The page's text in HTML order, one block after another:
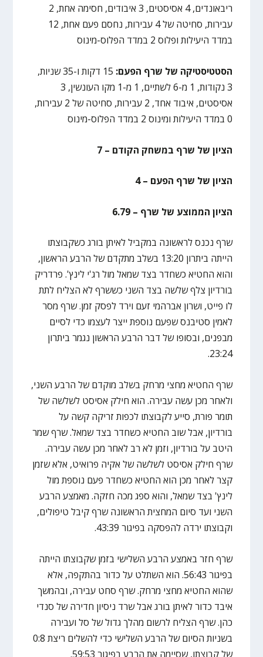
ריבאונדים, 4 אסיסטים, 3 איבודים, חסימה אחת, 2
עבירות, סחיטה של 4 עבירות, נחסם פעם אחת, 12
במדד היעילות ופלוס 2 במדד הפלוס-מינוס
הסטטיסטיקה של שרף הפעם:
15 דקות ו-35 שניות,
3 נקודות, 1 מ-6 לשתיים, 1 מ-1 מקו העונשין, 3
אסיסטים, איבוד אחד, 2 עבירות, סחיטה של 2 עבירות,
0 במדד היעילות ומינוס 2 במדד הפלוס-מינוס
הציון של שרף במשחק הקודם – 7
הציון של שרף הפעם – 4
הציון הממוצע של שרף – 6.79
שרף נכנס לראשונה במקביל לאיתן בורג כשקבוצתו
הייתה ביתרון 13:20 בשלב מתקדם של הרבע הראשון,
והוא החטיא כשחדר בצד שמאל מול רג'י לינץ'. פרדריק
בורדיון צלף שלשה בצד השני כששרף לא הצליח לתת
לו פייט, ושרון אברהמי זעם וירד לפסק זמן. שרף מסר
לאמין סטיבנס שפעם נוספת ייצר לעצמו כדי לסיים
מבפנים, ובסופו של דבר הרבע הראשון נגמר ביתרון
23:24.
שרף החטיא מחצי מרחק בשלב מוקדם של הרבע השני,
ולאחר מכן עשה עבירה. הוא חילק אסיסט לשלשה של
תומר פורת, סייע לקבוצתו לכפות זריקה קשה על
בורדיון, אבל שוב החטיא כשחדר בצד שמאל. שרף שמר
היטב על בורדיון, וזמן לא רב לאחר מכן עשה עבירה.
שרף חילק אסיסט לשלשה של אקיה פרואיט, אלא שזמן
קצר לאחר מכן הוא החטיא כשחדר פעם נוספת מול
לינץ' בצד שמאל, והוא ספג מכה חזקה. מאמצע הרבע
השני ועד סיום המחצית הראשונה שרף קיבל טיפולים,
וקבוצתו ירדה להפסקה בפיגור 43:39.
שרף חזר באמצע הרבע השלישי בזמן שקבוצתו הייתה
בפיגור 56:43. הוא השתלט על כדור בהתקפה, אלא
שהוא החטיא מחצי מרחק. שרף סחט עבירה, ובהמשך
איבד כדור לאיתן בורג אבל שרד ניסיון חדירה של סנדי
כהן. שרף הצליח לרשום מהלך גדול של סל ועבירה
בשניות הסיום של הרבע השלישי כדי להשלים ריצת 0:8
של קבוצתו, שסיימה את הרבע בפיגור 59:53.